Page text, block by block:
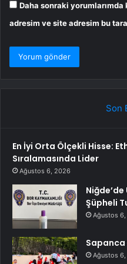
Daha sonraki yorumlarımda
adresim ve site adresim bu
Son
En İyi Orta Ölçekli Hisse:
Sıralamasında Lider
Ağustos 6, 2026
Şüpheli
Ağustos
Sapanca
Ağustos